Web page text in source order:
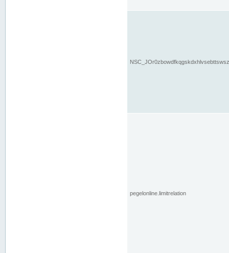
pegelonline.limitrelation